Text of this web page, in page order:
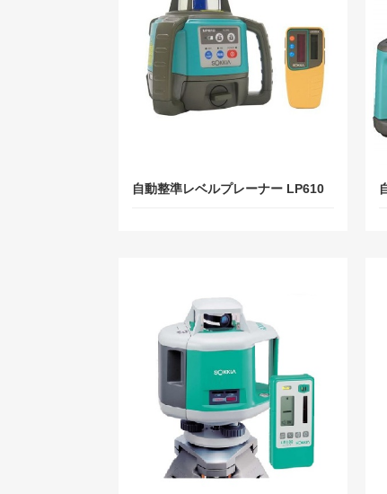
自動整準レベルプレーナー LP610